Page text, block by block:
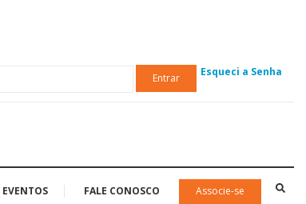
Entrar Esqueci a Senha
EVENTOS FALE CONOSCO Associe-se